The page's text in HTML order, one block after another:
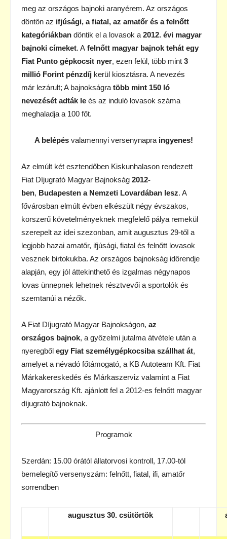
meg az országos bajnoki aranyérem. Az országos
döntőn az ifjúsági, a fiatal, az amatőr és a felnőtt
kategóriákban döntik el a lovasok a 2012. évi magyar
bajnoki címeket. A felnőtt magyar bajnok tehát egy
Fiat Punto gépkocsit nyer, ezen felül, több mint 3
millió Forint pénzdíj kerül kiosztásra. A nevezés
már lezárult; A bajnokságra több mint 150 ló
nevezését adták le és az induló lovasok száma
meghaladja a 100 főt.
A belépésvalamennyi versenynapraingyenes!
Az elmúlt két esztendőben Kiskunhalason rendezett
Fiat Díjugrató Magyar Bajnokság 2012-
ben, Budapesten a Nemzeti Lovardában lesz. A
fővárosban elmúlt évben elkészült négy évszakos,
korszerű követelményeknek megfelelő pálya remekül
szerepelt az idei szezonban, amit augusztus 29-től a
legjobb hazai amatőr, ifjúsági, fiatal és felnőtt lovasok
vesznek birtokukba. Az országos bajnokság időrendje
alapján, egy jól áttekinthető és izgalmas négynapos
lovas ünnepnek lehetnek résztvevői a sportolók és
szemtanúi a nézők.
A Fiat Díjugrató Magyar Bajnokságon, az
országos bajnok, a győzelmi jutalma átvétele után a
nyeregből egy Fiat személygépkocsiba szállhat át,
amelyet a névadó főtámogató, a KB Autoteam Kft. Fiat
Márkakereskedés és Márkaszerviz valamint a Fiat
Magyarország Kft. ajánlott fel a 2012-es felnőtt magyar
díjugrató bajnoknak.
Programok
Szerdán: 15.00 órától állatorvosi kontroll, 17.00-tól
bemelegítő versenyszám: felnőtt, fiatal, ifi, amatőr
sorrendben
augusztus 30. csütörtök